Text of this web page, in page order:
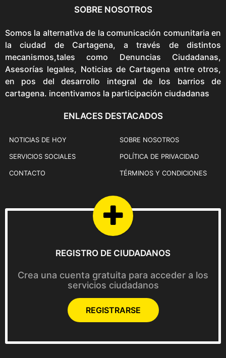
SOBRE NOSOTROS
Somos la alternativa de la comunicación comunitaria en
la ciudad de Cartagena, a través de distintos
mecanismos,tales como Denuncias Ciudadanas,
Asesorías legales, Noticias de Cartagena entre otros,
en pos del desarrollo integral de los barrios de
cartagena. incentivamos la participación ciudadanas
ENLACES DESTACADOS
NOTICIAS DE HOY
SERVICIOS SOCIALES
CONTACTO
SOBRE NOSOTROS
POLÍTICA DE PRIVACIDAD
TÉRMINOS Y CONDICIONES
REGISTRO DE CIUDADANOS
Crea una cuenta gratuita para acceder a los
servicios ciudadanos
REGISTRARSE